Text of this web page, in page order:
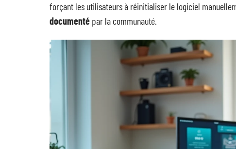
forçant les utilisateurs à réinitialiser le logiciel
documenté par la communauté.